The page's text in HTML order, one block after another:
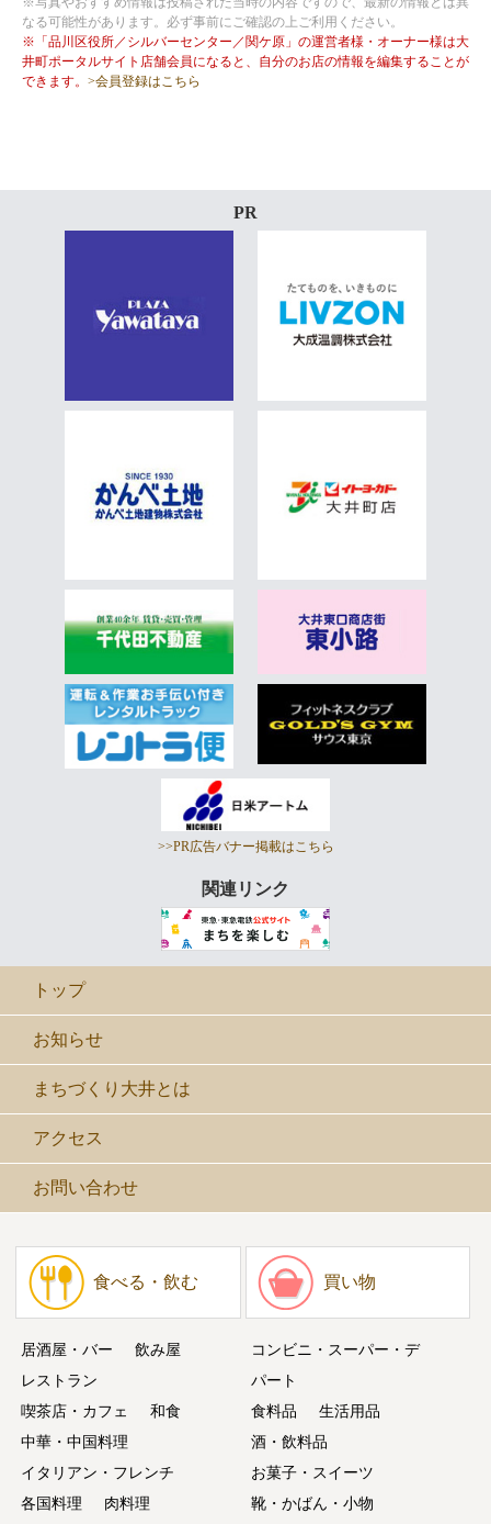
なる可能性があります。必ず事前にご確認の上ご利用ください。
※「品川区役所／シルバーセンター／関ケ原」の運営者様・オーナー様は大
井町ポータルサイト店舗会員になると、自分のお店の情報を編集することが
できます。 >会員登録はこちら
PR
>>PR広告バナー掲載はこちら
関連リンク
トップ
お知らせ
まちづくり大井とは
アクセス
お問い合わせ
食べる・飲む
居酒屋・バー
飲み屋
レストラン
喫茶店・カフェ
和食
中華・中国料理
イタリアン・フレンチ
各国料理
肉料理
買い物
コンビニ・スーパー・デ
パート
食料品
生活用品
酒・飲料品
お菓子・スイーツ
靴・かばん・小物